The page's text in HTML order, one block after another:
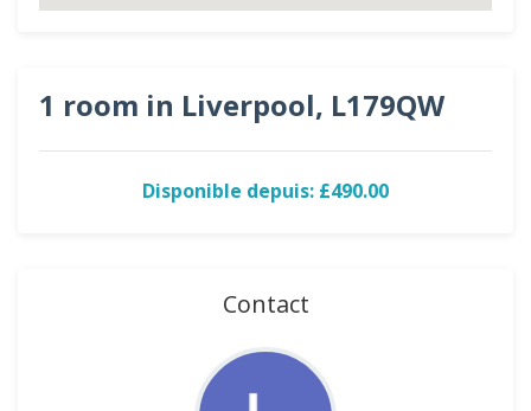
1 room in Liverpool, L179QW
Disponible depuis: £490.00
Contact